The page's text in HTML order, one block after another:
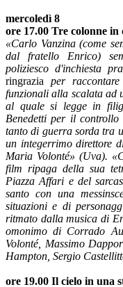
mercoledì 8
ore 17.00 Tre colonne in
«Carlo Vanzina (come
dal fratello Enrico)
poliziesco d'inchiesta
ringrazia per
funzionali alla scalata ad
al quale si legge in
Benedetti per il
tanto di guerra sorda tra
un integerrimo direttore
Maria Volonté» (Uva).
film ripaga della sua
Piazza Affari e del
santo con una
situazioni e di
ritmato dalla musica di
omonimo di Corrado
Volonté, Massimo
Hampton, Sergio
ore 19.00 Il cielo in una